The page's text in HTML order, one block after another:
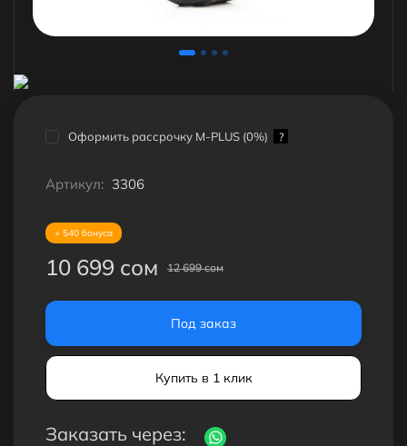
Оформить рассрочку M-PLUS (0%) ?
Артикул: 3306
+ 540 бонуса
10 699 сом 12 699 сом
Под заказ
Купить в 1 клик
Заказать через: